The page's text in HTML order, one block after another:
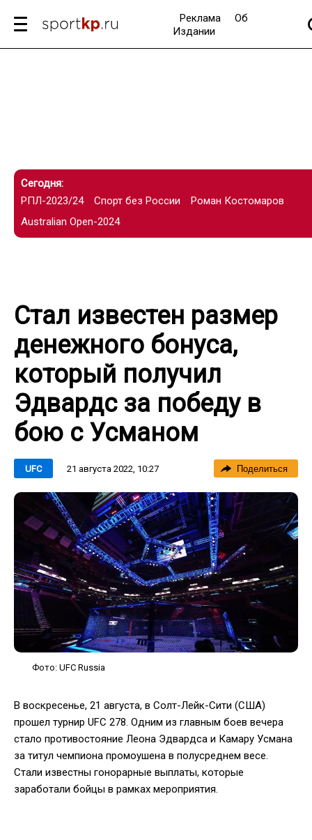
Реклама
Об
Издании
Сегодня:
РПЛ-2023/24
Спорт без России
Роман Костомаров
Australian Open-2024
Стал известен размер
денежного бонуса,
который получил
Эдвардс за победу в
бою с Усманом
UFC 21 августа 2022, 10:27 Поделиться
Фото: UFC Russia
В воскресенье, 21 августа, в Солт-Лейк-Сити (США)
прошел турнир UFC 278. Одним из главным боев вечера
стало противостояние Леона Эдвардса и Камару Усмана
за титул чемпиона промоушена в полусреднем весе.
Стали известны гонорарные выплаты, которые
заработали бойцы в рамках мероприятия.